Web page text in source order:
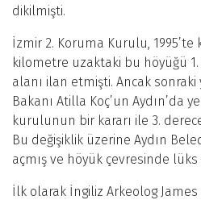
dikilmişti.
İzmir 2. Koruma Kurulu, 1995’te
kilometre uzaktaki bu höyüğü
alanı ilan etmişti. Ancak
Bakanı Atilla Koç’un Aydın’da
kurulunun bir kararı ile 3.
Bu değişiklik üzerine Aydın
açmış ve höyük çevresinde
İlk olarak İngiliz Arkeolog